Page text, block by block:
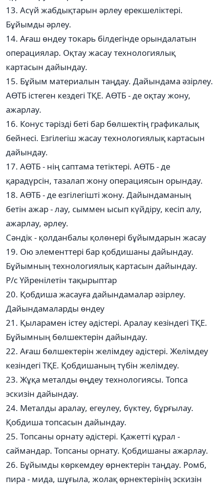
13. Асүй жабдықтарын әрлеу ерекшеліктері.
Бұйымды әрлеу.
14. Ағаш өндеу токарь білдегінде орындалатын
операциялар. Оқтау жасау технологиялық
картасын дайындау.
15. Бұйым материалын таңдау. Дайындама әзірлеу.
АӨТБ істеген кездегі ТҚЕ. АӨТБ - де оқтау жону,
ажарлау.
16. Конус тәрізді беті бар бөлшектің графикалық
бейнесі. Езгілегіш жасау технологиялық картасын
дайындау.
17. АӨТБ - нің саптама тетіктері. АӨТБ - де
қарадүрсін, тазалап жону операциясын орындау.
18. АӨТБ - де езгілегішті жону. Дайындаманың
бетін ажар - лау, сыммен ысып күйдіру, кесіп алу,
ажарлау, әрлеу.
Сәндік - қолданбалы қолөнері бұйымдарын жасау
19. Ою элементтері бар қобдишаны дайындау.
Бұйымның технологиялық картасын дайындау.
Р/с Үйренілетін тақырыптар
20. Қобдиша жасауға дайындамалар әзірлеу.
Дайындамаларды өндеу
21. Қыларамен істеу әдістері. Аралау кезіндегі ТҚЕ.
Бұйымның бөлшектерін дайындау.
22. Ағаш бөлшектерін желімдеу әдістері. Желімдеу
кезіндегі ТҚЕ. Қобдишаның түбін желімдеу.
23. Жұқа металды өңдеу технологиясы. Топса
эскизін дайындау.
24. Металды аралау, егеулеу, бүктеу, бұрғылау.
Қобдиша топсасын дайындау.
25. Топсаны орнату әдістері. Қажетті құрал -
саймандар. Топсаны орнату. Қобдишаны ажарлау.
26. Бұйымды көркемдеу өрнектерін таңдау. Ромб,
пира - мида, шұғыла, жолақ өрнектерінің эскизін